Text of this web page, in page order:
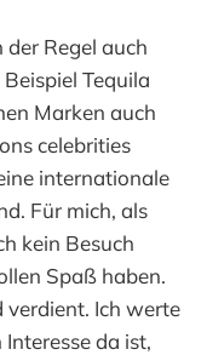
Regel auch
Tequila
Marken auch
celebrities
internationale
Für mich, als
kein Besuch
Spaß haben.
verdient. Ich werte
da ist,